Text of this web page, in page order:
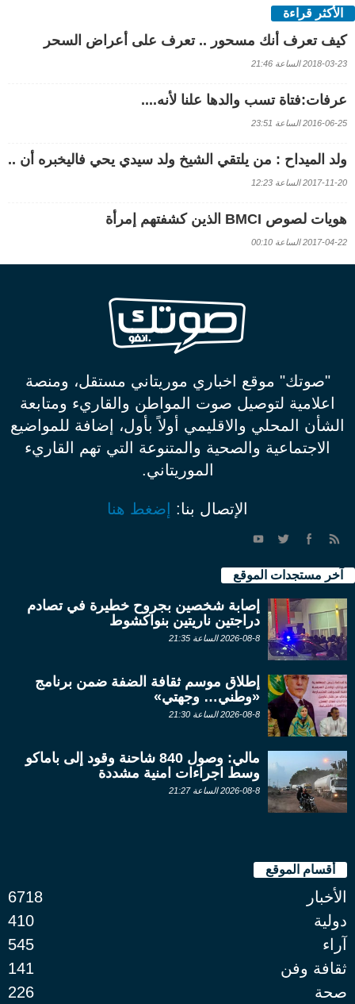
الأكثر قراءة
كيف تعرف أنك مسحور .. تعرف على أعراض السحر
2018-03-23 الساعة 21:46
عرفات:فتاة تسب والدها علنا لأنه....
2016-06-25 الساعة 23:51
ولد الميداح : من يلتقي الشيخ ولد سيدي يحي فاليخبره أن ..
2017-11-20 الساعة 12:23
هويات لصوص BMCI الذين كشفتهم إمرأة
2017-04-22 الساعة 00:10
"صوتك" موقع اخباري موريتاني مستقل، ومنصة
اعلامية لتوصيل صوت المواطن والقاريء ومتابعة
الشأن المحلي والاقليمي أولاً بأول، إضافة للمواضيع
الاجتماعية والصحية والمتنوعة التي تهم القاريء
الموريتاني.
الإتصال بنا: إضغط هنا
آخر مستجدات الموقع
إصابة شخصين بجروح خطيرة في تصادم
دراجتين ناريتين بنواكشوط
2026-08-8 الساعة 21:35
إطلاق موسم ثقافة الضفة ضمن برنامج
«وطني… وجهتي»
2026-08-8 الساعة 21:30
مالي: وصول 840 شاحنة وقود إلى باماكو
وسط اجراءات امنية مشددة
2026-08-8 الساعة 21:27
أقسام الموقع
الأخبار
6718
دولية
410
آراء
545
ثقافة وفن
141
صحة
226